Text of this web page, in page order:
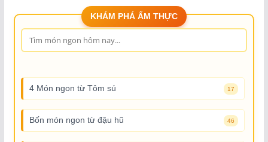
KHÁM PHÁ ẨM THỰC
4 Món ngon từ Tôm sú 17
Bốn món ngon từ đậu hũ 46